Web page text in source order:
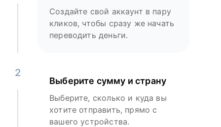
Создайте свой аккаунт в пару
кликов, чтобы сразу же начать
переводить деньги.
2
Выберите сумму и страну
Выберите, сколько и куда вы
хотите отправить, прямо с
вашего устройства.